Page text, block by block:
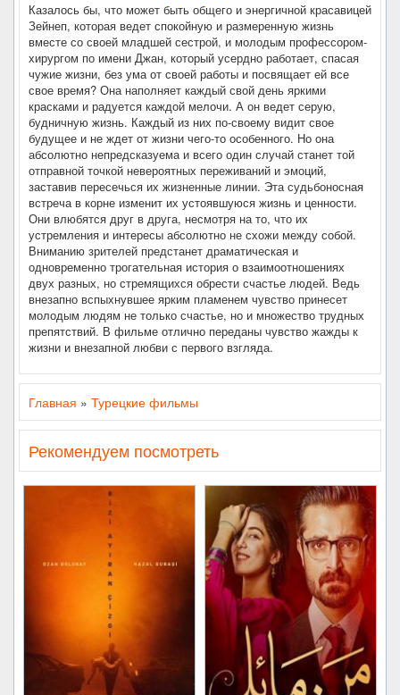
Казалось бы, что может быть общего и энергичной красавицей
Зейнеп, которая ведет спокойную и размеренную жизнь
вместе со своей младшей сестрой, и молодым профессором-
хирургом по имени Джан, который усердно работает, спасая
чужие жизни, без ума от своей работы и посвящает ей все
свое время? Она наполняет каждый свой день яркими
красками и радуется каждой мелочи. А он ведет серую,
будничную жизнь. Каждый из них по-своему видит свое
будущее и не ждет от жизни чего-то особенного. Но она
абсолютно непредсказуема и всего один случай станет той
отправной точкой невероятных переживаний и эмоций,
заставив пересечься их жизненные линии. Эта судьбоносная
встреча в корне изменит их устоявшуюся жизнь и ценности.
Они влюбятся друг в друга, несмотря на то, что их
устремления и интересы абсолютно не схожи между собой.
Вниманию зрителей предстанет драматическая и
одновременно трогательная история о взаимоотношениях
двух разных, но стремящихся обрести счастье людей. Ведь
внезапно вспыхнувшее ярким пламенем чувство принесет
молодым людям не только счастье, но и множество трудных
препятствий. В фильме отлично переданы чувство жажды к
жизни и внезапной любви с первого взгляда.
Главная » Турецкие фильмы
Рекомендуем посмотреть